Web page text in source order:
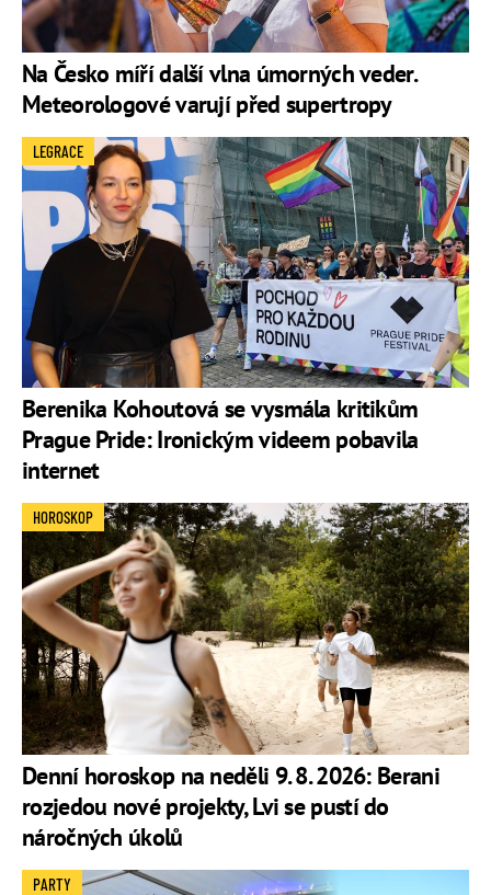
Na Česko míří další vlna úmorných veder.
Meteorologové varují před supertropy
Berenika Kohoutová se vysmála kritikům
Prague Pride: Ironickým videem pobavila
internet
LEGRACE
Denní horoskop na neděli 9. 8. 2026: Berani
rozjedou nové projekty, Lvi se pustí do
náročných úkolů
HOROSKOP
PARTY